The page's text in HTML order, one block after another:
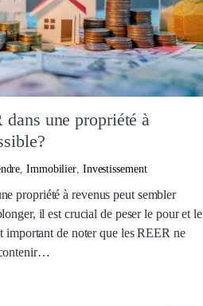
une propriété à
,Immobilier Investissement
propriété à revenus peut sembler
il est crucial de peser le pour et le
important de noter que les REER ne